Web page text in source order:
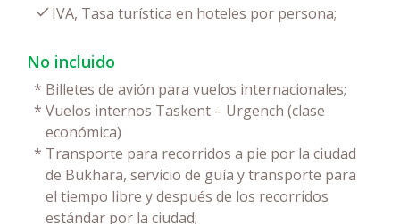
IVA, Tasa turística en hoteles por persona;
No incluido
* Billetes de avión para vuelos internacionales;
* Vuelos internos Taskent – Urgench (clase
económica)
* Transporte para recorridos a pie por la ciudad
de Bukhara, servicio de guía y transporte para
el tiempo libre y después de los recorridos
estándar por la ciudad;